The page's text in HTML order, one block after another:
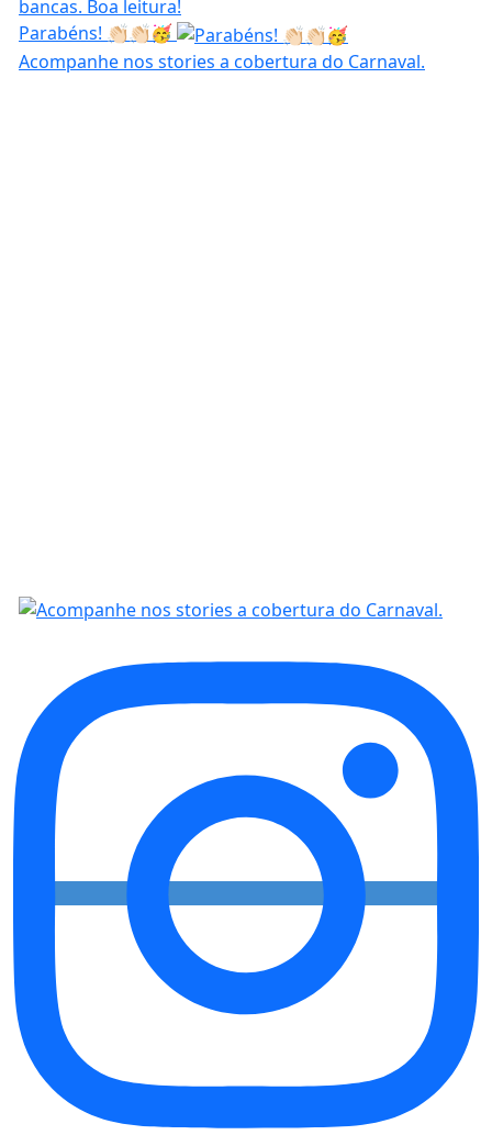
Parabéns! 👏🏻👏🏻🥳
Acompanhe nos stories a cobertura do Carnaval.